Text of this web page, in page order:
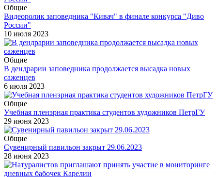
Общие
Видеоролик заповедника "Кивач" в финале конкурса "Диво
России"
10 июля 2023
Общие
В дендрарии заповедника продолжается высадка новых
саженцев
6 июля 2023
Общие
Учебная пленэрная практика студентов художников ПетрГУ
29 июня 2023
Общие
Сувенирный павильон закрыт 29.06.2023
28 июня 2023